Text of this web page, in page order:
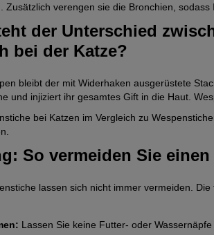
Zusätzlich verengen sie die Bronchien,
der Unterschied
bei der Katze?
bleibt der mit Widerhaken ausgerüstete
und injiziert ihr gesamtes Gift in die Haut.
bei Katzen im Vergleich zu
So vermeiden Sie
lassen sich nicht immer vermeiden.
Lassen Sie keine Futter- oder